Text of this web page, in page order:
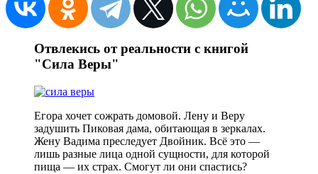
Отвлекись от реальности с книгой
"Сила Веры"
Егора хочет сожрать домовой. Лену и Веру
задушить Пиковая дама, обитающая в зеркалах.
Жену Вадима преследует Двойник. Всё это —
лишь разные лица одной сущности, для которой
пища — их страх. Смогут ли они спастись?